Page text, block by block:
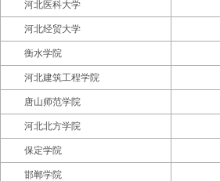
河北医科大学
河北经贸大学
衡水学院
河北建筑工程学院
唐山师范学院
河北北方学院
保定学院
邯郸学院